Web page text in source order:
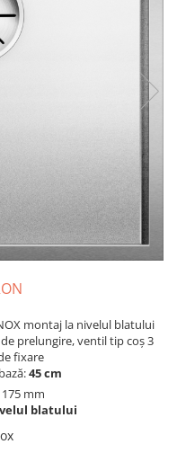
montaj la nivelul blatului
prelungire, ventil tip coș 3
fixare
45 cm
mm
blatului